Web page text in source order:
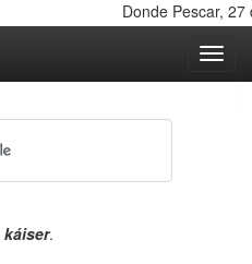
Donde Pescar, 27
káiser.